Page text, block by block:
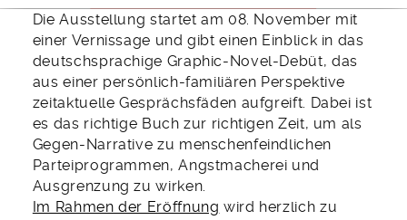
Die Ausstellung startet am 08. November mit
einer Vernissage und gibt einen Einblick in das
deutschsprachige Graphic-Novel-Debüt, das
aus einer persönlich-familiären Perspektive
zeitaktuelle Gesprächsfäden aufgreift. Dabei ist
es das richtige Buch zur richtigen Zeit, um als
Gegen-Narrative zu menschenfeindlichen
Parteiprogrammen, Angstmacherei und
Ausgrenzung zu wirken.
Im Rahmen der Eröffnung wird herzlich zu